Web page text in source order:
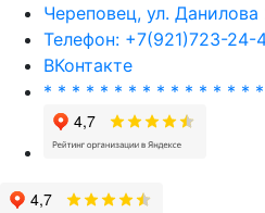
Череповец, ул. Данилова
Телефон: +7(921)723-24-
ВКонтакте
* * * * * * * * * * * * * * *